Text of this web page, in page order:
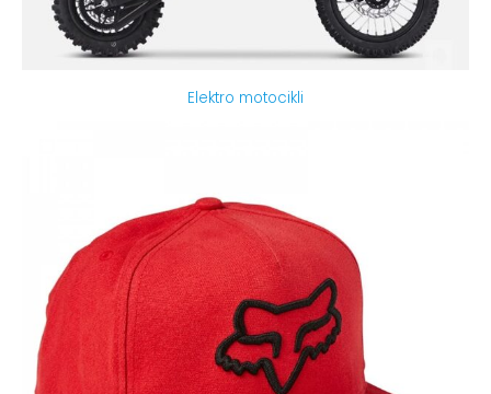
Elektro motocikli